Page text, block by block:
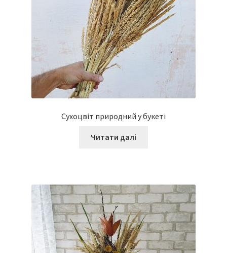
Сухоцвіт природний у букеті
Читати далі